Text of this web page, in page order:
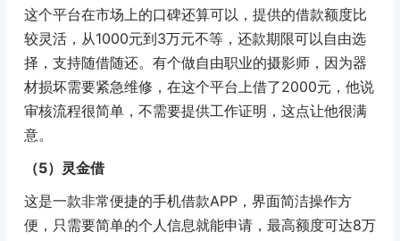
这个平台在市场上的口碑还算可以，提供的借款额度比
较灵活，从1000元到3万元不等，还款期限可以自由选
择，支持随借随还。有个做自由职业的摄影师，因为器
材损坏需要紧急维修，在这个平台上借了2000元，他说
审核流程很简单，不需要提供工作证明，这点让他很满
意。
（5）灵金借
这是一款非常便捷的手机借款APP，界面简洁操作方
便，只需要简单的个人信息就能申请，最高额度可达8万